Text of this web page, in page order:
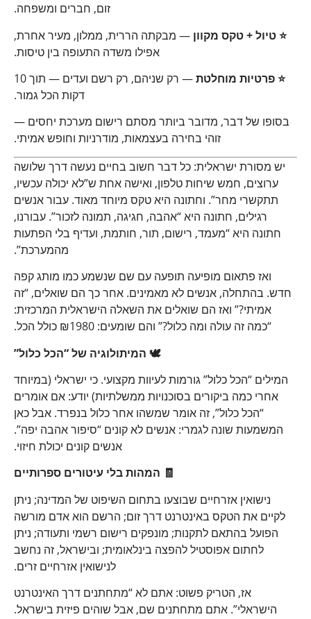
זום, חברים ומשפחה.
⭐ טיול + טקס מקוון — מבקתה הררית, ממלון, מעיר אחרת,
אפילו משדה התעופה בין טיסות.
⭐ פרטיות מוחלטת
— רק שניהם, רק רשם ועדים — תוך 10
דקות הכל גמור.
בסופו של דבר, מדובר ביותר מסתם רישום מערכת יחסים —
זוהי בחירה בעצמאות, מודרניות וחופש אמיתי.
יש מסורת ישראלית: כל דבר חשוב בחיים נעשה דרך שלושה
ערוצים, חמש שיחות טלפון, ואישה אחת ש”לא יכולה עכשיו,
תתקשרי מחר”. וחתונה היא טקס מיוחד מאוד. עבור אנשים
רגילים, חתונה היא “אהבה, חגיגה, תמונה לזכור”. עבורנו,
חתונה היא “מעמד, רישום, תור, חותמת, ועדיף בלי הפתעות
מהמערכת”.
ואז פתאום מופיעה תופעה עם שם שנשמע כמו מותג קפה
חדש. בהתחלה, אנשים לא מאמינים. אחר כך הם שואלים, “זה
אמיתי?” ואז הם שואלים את השאלה הישראלית המרכזית:
“כמה זה עולה ומה כלול?” והם שומעים: ₪1980 כולל הכל.
🕊️ המיתולוגיה של “הכל כלול”
המילים “הכל כלול” גורמות לעיוות מקצועי. כי ישראלי (במיוחד
אחרי כמה ביקורים בסוכנויות ממשלתיות) יודע: אם אומרים
“הכל כלול”, זה אומר שמשהו אחר כלול בנפרד. אבל כאן
המשמעות שונה לגמרי: אנשים לא קונים “סיפור אהבה יפה”.
אנשים קונים יכולת חיזוי.
🧾 המהות בלי עיטורים ספרותיים
נישואין אזרחיים שבוצעו בתחום השיפוט של המדינה; ניתן
לקיים את הטקס באינטרנט דרך זום; הרשם הוא אדם מורשה
הפועל בהתאם לתקנות; מונפקים רישום רשמי ותעודה; ניתן
לחתום אפוסטיל להפצה בינלאומית; ובישראל, זה נחשב
לנישואין אזרחיים זרים.
אז, הטריק פשוט: אתם לא “מתחתנים דרך האינטרנט
הישראלי”. אתם מתחתנים שם, אבל שוהים פיזית בישראל.